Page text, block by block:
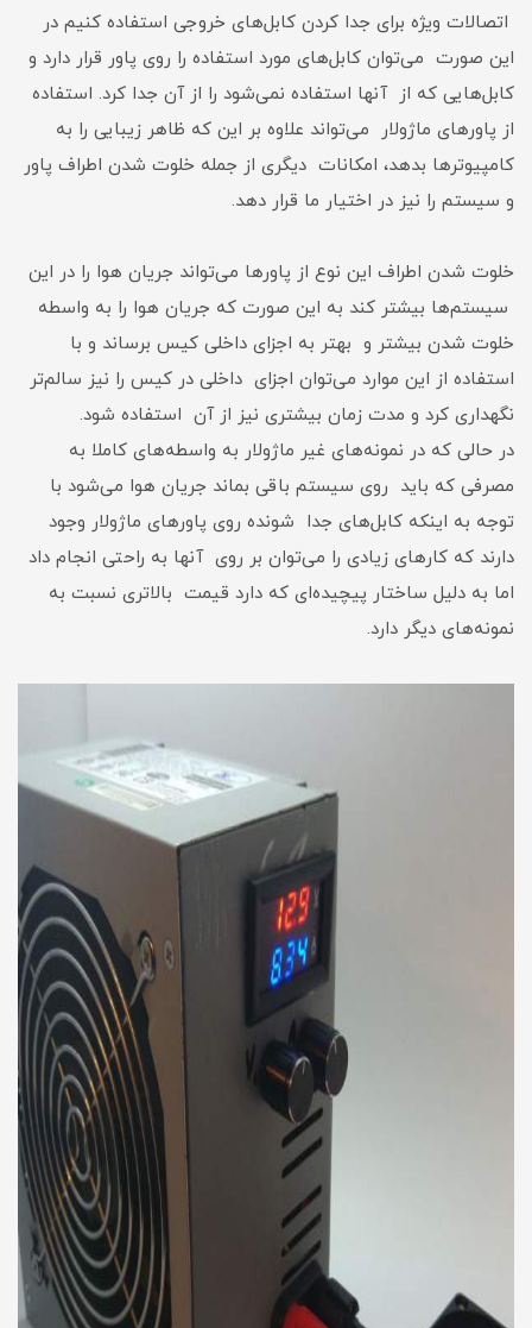
اتصالات ویژه برای جدا کردن کابل‌های خروجی استفاده کنیم در
این صورت می‌توان کابل‌های مورد استفاده را روی پاور قرار دارد و
کابل‌هایی که از آنها استفاده نمی‌شود را از آن جدا کرد. استفاده
از پاورهای ماژولار می‌تواند علاوه بر این که ظاهر زیبایی را به
کامپیوترها بدهد، امکانات دیگری از جمله خلوت شدن اطراف پاور
و سیستم را نیز در اختیار ما قرار دهد.
خلوت شدن اطراف این نوع از پاور‌ها می‌تواند جریان هوا را در این
سیستم‌ها بیشتر کند به این صورت که جریان هوا را به واسطه
خلوت شدن بیشتر و بهتر به اجزای داخلی کیس برساند و با
استفاده از این موارد می‌توان اجزای داخلی در کیس را نیز سالم‌تر
نگهداری کرد و مدت زمان بیشتری نیز از آن استفاده شود.
در حالی که در نمونه‌های غیر ماژولار به واسطه‌های کاملا به
مصرفی که باید روی سیستم باقی بماند جریان هوا می‌شود با
توجه به اینکه کابل‌های جدا شونده روی پاورهای ماژولار وجود
دارند که کارهای زیادی را می‌توان بر روی آنها به راحتی انجام داد
اما به دلیل ساختار پیچیده‌ای که دارد قیمت بالاتری نسبت به
نمونه‌های دیگر دارد.